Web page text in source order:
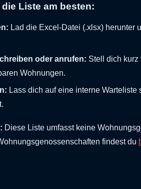
Liste am besten:
Lad die Excel-Datei (.xlsx) herunter
oder anrufen: Stell dich kurz
Wohnungen.
Lass dich auf eine interne
Diese Liste umfasst keine
findest du